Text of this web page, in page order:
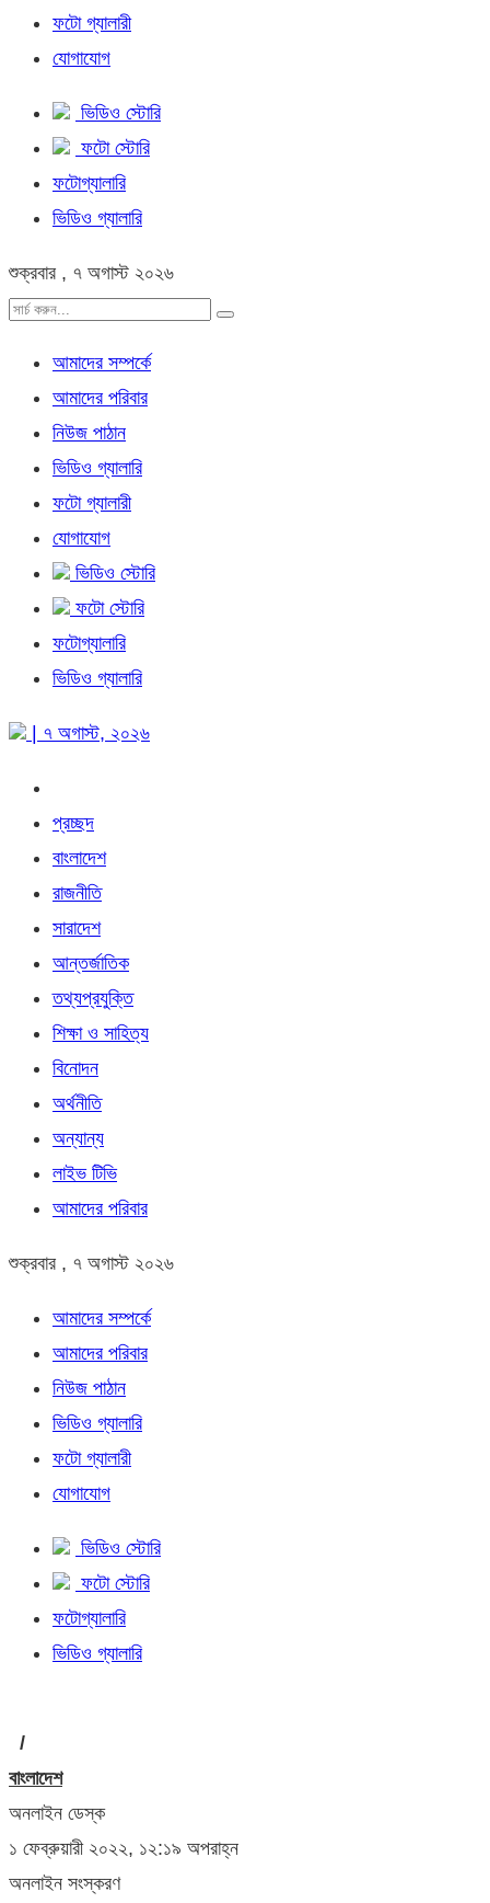
ফটো গ্যালারী
যোগাযোগ
ভিডিও স্টোরি
ফটো স্টোরি
ফটোগ্যালারি
ভিডিও গ্যালারি
শুক্রবার , ৭ অগাস্ট ২০২৬
আমাদের সম্পর্কে
আমাদের পরিবার
নিউজ পাঠান
ভিডিও গ্যালারি
ফটো গ্যালারী
যোগাযোগ
ভিডিও স্টোরি
ফটো স্টোরি
ফটোগ্যালারি
ভিডিও গ্যালারি
| ৭ অগাস্ট, ২০২৬
প্রচ্ছদ
বাংলাদেশ
রাজনীতি
সারাদেশ
আন্তর্জাতিক
তথ্যপ্রযুক্তি
শিক্ষা ও সাহিত্য
বিনোদন
অর্থনীতি
অন্যান্য
লাইভ টিভি
আমাদের পরিবার
শুক্রবার , ৭ অগাস্ট ২০২৬
আমাদের সম্পর্কে
আমাদের পরিবার
নিউজ পাঠান
ভিডিও গ্যালারি
ফটো গ্যালারী
যোগাযোগ
ভিডিও স্টোরি
ফটো স্টোরি
ফটোগ্যালারি
ভিডিও গ্যালারি
/
বাংলাদেশ
অনলাইন ডেস্ক
১ ফেব্রুয়ারী ২০২২, ১২:১৯ অপরাহ্ন
অনলাইন সংস্করণ